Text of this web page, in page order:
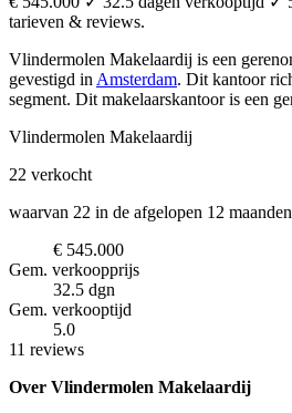
tarieven & reviews.
Vlindermolen Makelaardij is een
gevestigd in Amsterdam. Dit kantoor
segment. Dit makelaarskantoor is een
Vlindermolen Makelaardij
22 verkocht
waarvan 22 in de afgelopen 12 maanden
€ 545.000
Gem. verkoopprijs
32.5 dgn
Gem. verkooptijd
5.0
11 reviews
Over Vlindermolen Makelaardij